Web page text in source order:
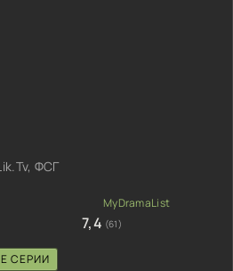
ФСГ
7,4 (61)
СЕРИИ